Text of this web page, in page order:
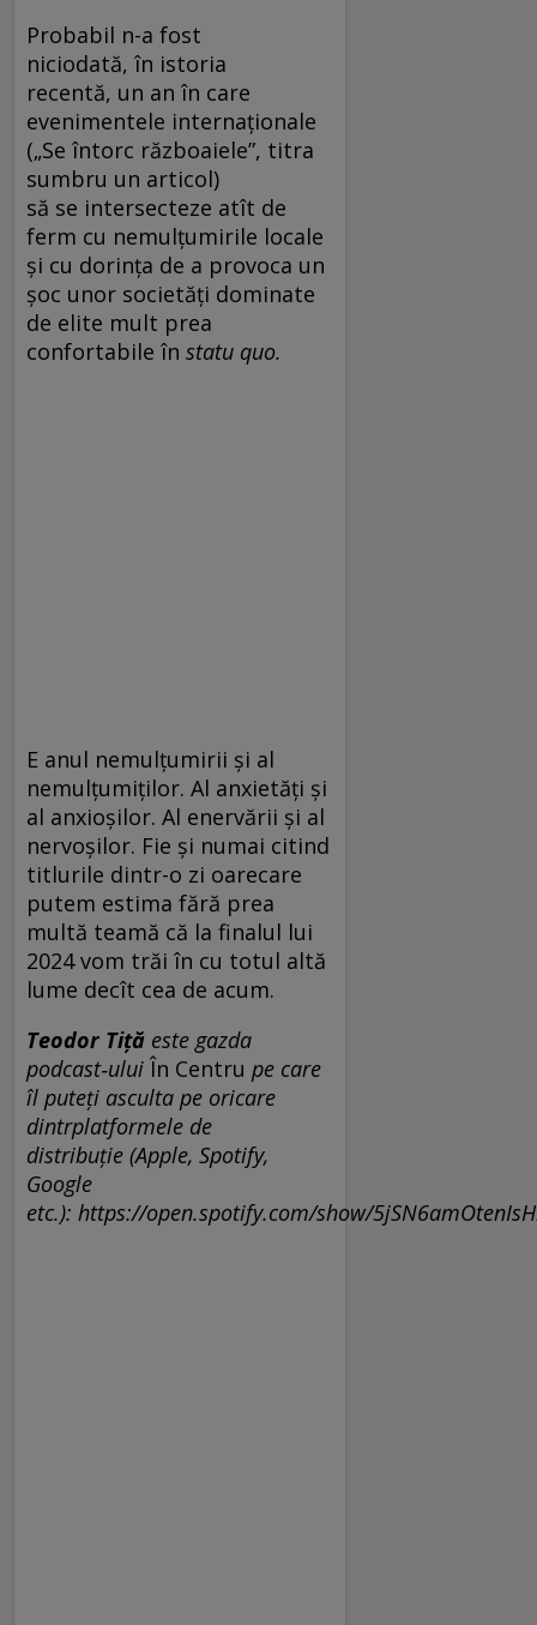
Probabil n-a fost
niciodată, în istoria
recentă, un an în care
evenimentele internaționale
(„Se întorc războaiele”, titra
sumbru un articol)
să se intersecteze atît de
ferm cu nemulțumirile locale
și cu dorința de a provoca un
șoc unor societăți dominate
de elite mult prea
confortabile în statu quo.
E anul nemulțumirii și al
nemulțumiților. Al anxietăți și
al anxioșilor. Al enervării și al
nervoșilor. Fie și numai citind
titlurile dintr-o zi oarecare
putem estima fără prea
multă teamă că la finalul lui
2024 vom trăi în cu totul altă
lume decît cea de acum.
Teodor Tiță este gazda
podcast‑ului În Centru pe care
îl puteți asculta pe oricare
dintrplatformele de
distribuție (Apple, Spotify,
Google
etc.): https://open.spotify.com/show/